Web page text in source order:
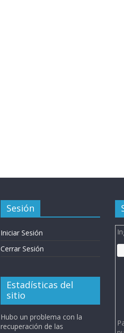
Sesión
Iniciar Sesión
Cerrar Sesión
Estadísticas del
sitio
Hubo un problema con la
recuperación de las